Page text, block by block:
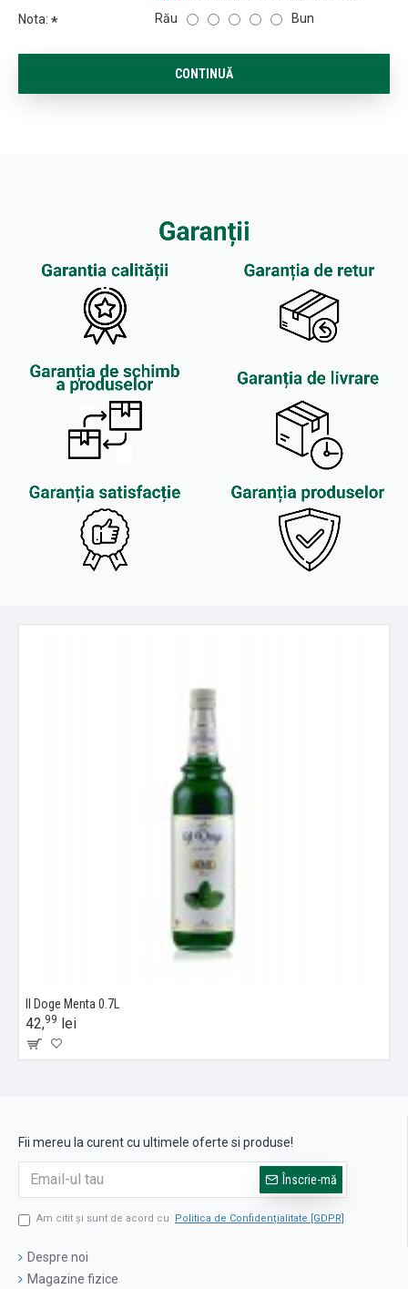
Nota:
Rău Bun
CONTINUĂ
Il Doge Menta 0.7L
42,99 lei
Fii mereu la curent cu ultimele oferte si produse!
Înscrie-mă
Am citit şi sunt de acord cu Politica de Confidențialitate [GDPR]
Despre noi
Magazine fizice